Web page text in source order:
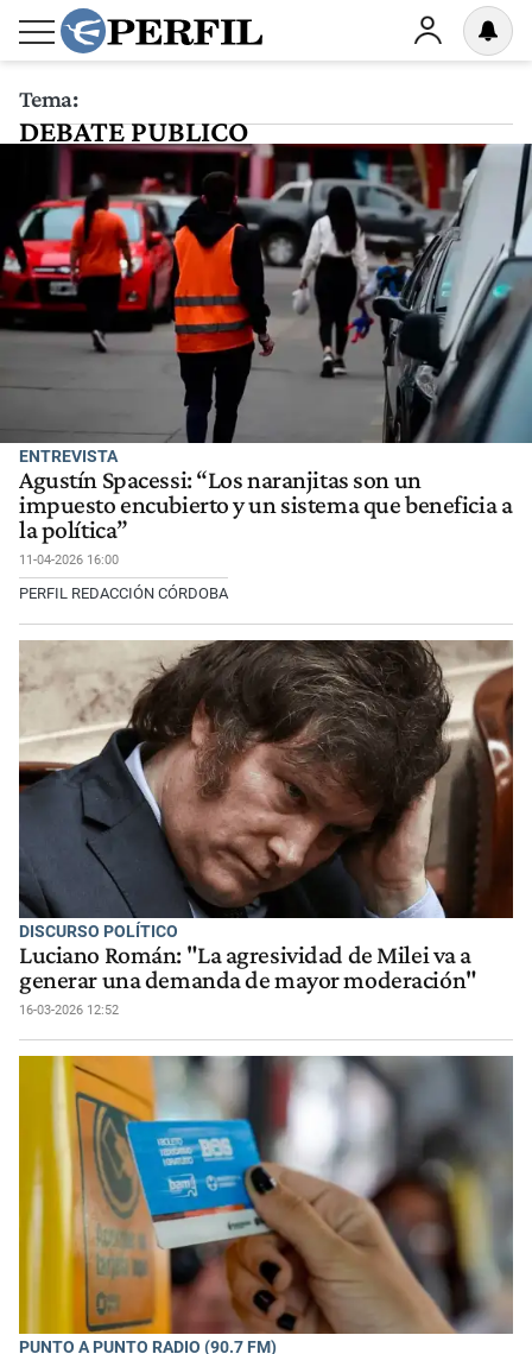
Tema:
DEBATE PUBLICO
ENTREVISTA
Agustín Spacessi: “Los naranjitas son un
impuesto encubierto y un sistema que beneficia a
la política”
11-04-2026 16:00
PERFIL REDACCIÓN CÓRDOBA
DISCURSO POLÍTICO
Luciano Román: "La agresividad de Milei va a
generar una demanda de mayor moderación"
16-03-2026 12:52
PUNTO A PUNTO RADIO (90.7 FM)